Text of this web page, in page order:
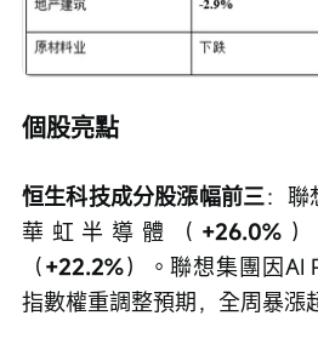
個股亮點
恒生科技成分股漲幅前三：聯
華虹半導體（ +26.0%
（+22.2%）。聯想集團因AI
指數權重調整預期，全周暴漲